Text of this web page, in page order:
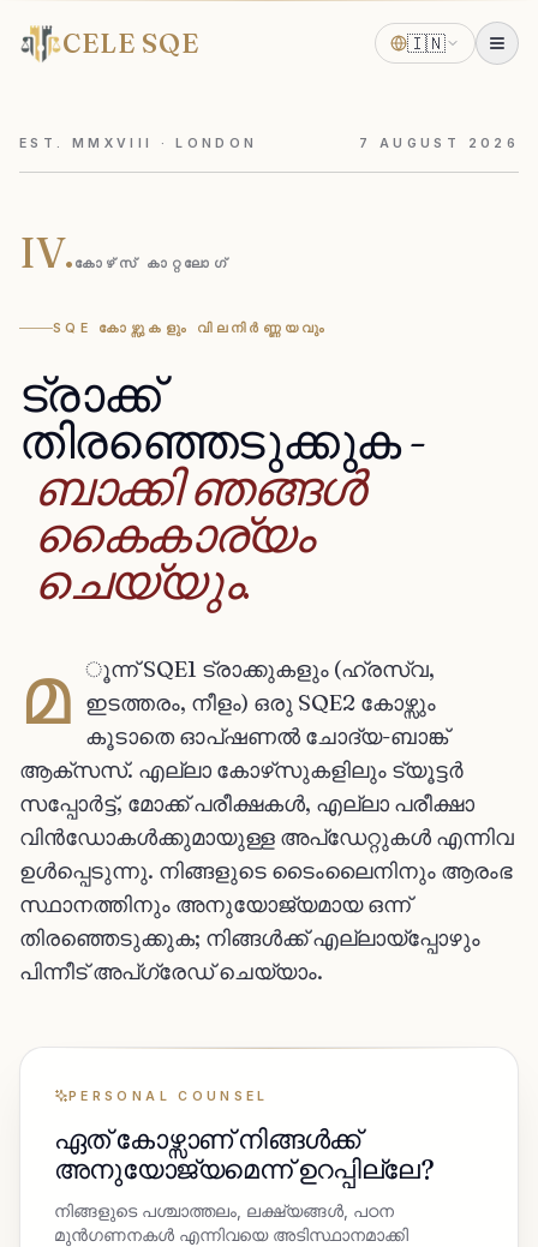
CELE SQE 🇮🇳
EST. MMXVIII · LONDON 7 AUGUST 2026
IV. കോഴ്‌സ് കാറ്റലോഗ്
SQE കോഴ്സുകളും വിലനിർണ്ണയവും
ട്രാക്ക്
തിരഞ്ഞെടുക്കുക-
ബാക്കി ഞങ്ങൾ
കൈകാര്യം
ചെയ്യും.
മ ൂന്ന് SQE1 ട്രാക്കുകളും (ഹ്രസ്വ,
ഇടത്തരം, നീളം) ഒരു SQE2 കോഴ്സും
കൂടാതെ ഓപ്ഷണൽ ചോദ്യ-ബാങ്ക്
ആക്സസ്. എല്ലാ കോഴ്‌സുകളിലും ട്യൂട്ടർ
സപ്പോർട്ട്, മോക്ക് പരീക്ഷകൾ, എല്ലാ പരീക്ഷാ
വിൻഡോകൾക്കുമായുള്ള അപ്‌ഡേറ്റുകൾ എന്നിവ
ഉൾപ്പെടുന്നു. നിങ്ങളുടെ ടൈംലൈനിനും ആരംഭ
സ്ഥാനത്തിനും അനുയോജ്യമായ ഒന്ന്
തിരഞ്ഞെടുക്കുക; നിങ്ങൾക്ക് എല്ലായ്പ്പോഴും
പിന്നീട് അപ്ഗ്രേഡ് ചെയ്യാം.
PERSONAL COUNSEL
ഏത് കോഴ്സാണ് നിങ്ങൾക്ക്
അനുയോജ്യമെന്ന് ഉറപ്പില്ലേ?
നിങ്ങളുടെ പശ്ചാത്തലം, ലക്ഷ്യങ്ങൾ, പഠന
മുൻഗണനകൾ എന്നിവയെ അടിസ്ഥാനമാക്കി